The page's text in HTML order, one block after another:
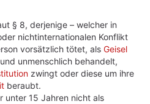
§ 8, derjenige – welcher in
nichtinternationalen Konflikt
vorsätzlich tötet, als Geisel
unmenschlich behandelt,
zwingt oder diese um ihre
beraubt.
unter 15 Jahren nicht als